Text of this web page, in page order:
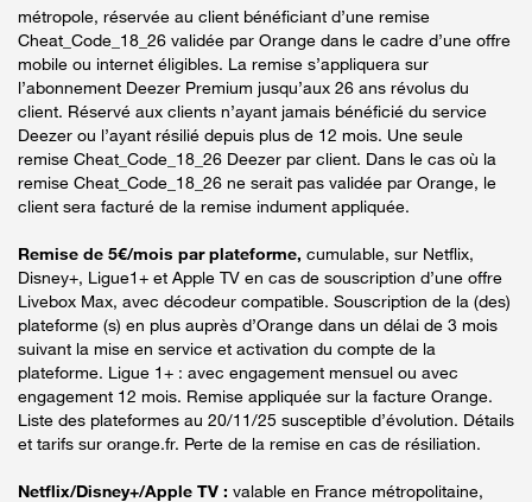
métropole, réservée au client bénéficiant d’une remise
Cheat_Code_18_26 validée par Orange dans le cadre d’une offre
mobile ou internet éligibles. La remise s’appliquera sur
l’abonnement Deezer Premium jusqu’aux 26 ans révolus du
client. Réservé aux clients n’ayant jamais bénéficié du service
Deezer ou l’ayant résilié depuis plus de 12 mois. Une seule
remise Cheat_Code_18_26 Deezer par client. Dans le cas où la
remise Cheat_Code_18_26 ne serait pas validée par Orange, le
client sera facturé de la remise indument appliquée.
Remise de 5€/mois par plateforme, cumulable, sur Netflix,
Disney+, Ligue1+ et Apple TV en cas de souscription d’une offre
Livebox Max, avec décodeur compatible. Souscription de la (des)
plateforme (s) en plus auprès d’Orange dans un délai de 3 mois
suivant la mise en service et activation du compte de la
plateforme. Ligue 1+ : avec engagement mensuel ou avec
engagement 12 mois. Remise appliquée sur la facture Orange.
Liste des plateformes au 20/11/25 susceptible d’évolution. Détails
et tarifs sur orange.fr. Perte de la remise en cas de résiliation.
Netflix/Disney+/Apple TV : valable en France métropolitaine,